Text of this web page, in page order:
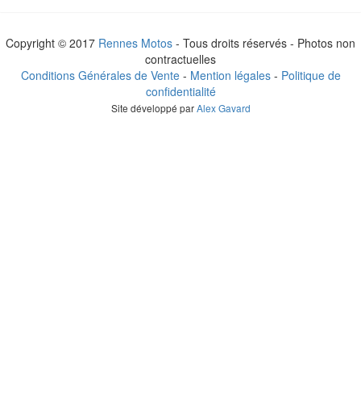
Copyright © 2017 Rennes Motos - Tous droits réservés - Photos non
contractuelles
Conditions Générales de Vente- Mention légales- Politique de
confidentialité
Site développé parAlex Gavard